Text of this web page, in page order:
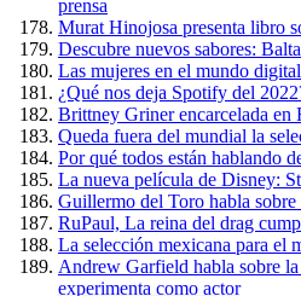
prensa
Murat Hinojosa presenta libro
Descubre nuevos sabores: Balta
Las mujeres en el mundo
¿Qué nos deja Spotify del
Brittney Griner encarcelada en
Queda fuera del mundial la
Por qué todos están hablando
La nueva película de Disney:
Guillermo del Toro habla
RuPaul, La reina del drag
La selección mexicana para el
Andrew Garfield habla sobre
experimenta como actor